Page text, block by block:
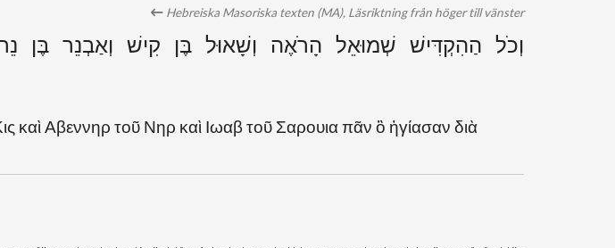
Hebreiska Masoriska texten (MA), Läsriktning från höger till vänster
וְכֹל הַהִקְדִּישׁ שְׁמוּאֵל הָרֹאֶה וְשָׁאוּל בֶּן קִישׁ וְאַבְנֵר בֶּן
καὶ Αβεννηρ τοῦ Νηρ καὶ Ιωαβ τοῦ Σαρουια πᾶν ὃ ἡγίασαν διὰ